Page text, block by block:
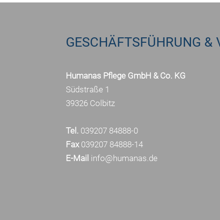
GESCHÄFTSFÜHRUNG &
Humanas Pflege GmbH & Co. KG
Südstraße 1
39326 Colbitz
Tel. 039207 84888-0
Fax039207 84888-14
E-Mail info@humanas.de